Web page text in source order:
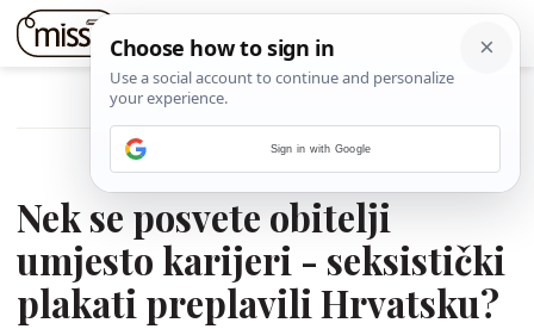
POVRATAK NA ČLANAK
09. STUDENOGA 2021.
Nek se posvete obitelji
umjesto karijeri - seksistički
plakati preplavili Hrvatsku?
Sign in with Google